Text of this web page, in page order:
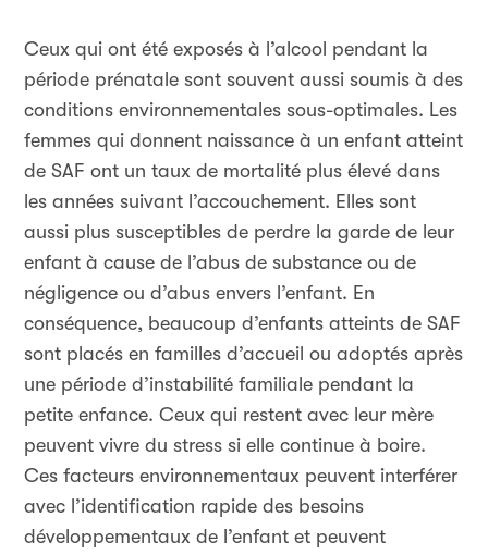
Ceux qui ont été exposés à l’alcool pendant la
période prénatale sont souvent aussi soumis à des
conditions environnementales sous-optimales. Les
femmes qui donnent naissance à un enfant atteint
de SAF ont un taux de mortalité plus élevé dans
les années suivant l’accouchement. Elles sont
aussi plus susceptibles de perdre la garde de leur
enfant à cause de l’abus de substance ou de
négligence ou d’abus envers l’enfant. En
conséquence, beaucoup d’enfants atteints de SAF
sont placés en familles d’accueil ou adoptés après
une période d’instabilité familiale pendant la
petite enfance. Ceux qui restent avec leur mère
peuvent vivre du stress si elle continue à boire.
Ces facteurs environnementaux peuvent interférer
avec l’identification rapide des besoins
développementaux de l’enfant et peuvent